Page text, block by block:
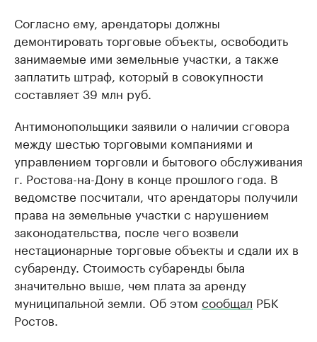
Согласно ему, арендаторы должны
демонтировать торговые объекты, освободить
занимаемые ими земельные участки, а также
заплатить штраф, который в совокупности
составляет 39 млн руб.
Антимонопольщики заявили о наличии сговора
между шестью торговыми компаниями и
управлением торговли и бытового обслуживания
г. Ростова-на-Дону в конце прошлого года. В
ведомстве посчитали, что арендаторы получили
права на земельные участки с нарушением
законодательства, после чего возвели
нестационарные торговые объекты и сдали их в
субаренду. Стоимость субаренды была
значительно выше, чем плата за аренду
муниципальной земли. Об этом сообщал РБК
Ростов.